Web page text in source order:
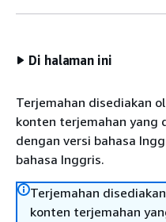
Di halaman ini
Terjemahan disediakan
konten terjemahan yang
dengan versi bahasa
bahasa Inggris.
Terjemahan
konten terjemahan